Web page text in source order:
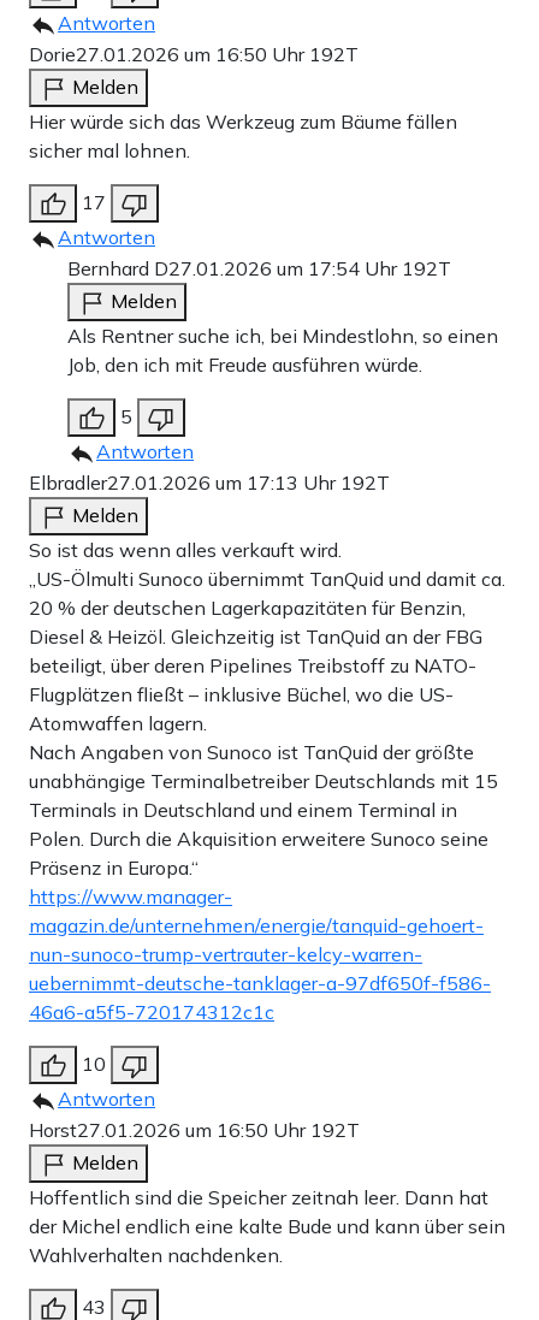
Antworten
Dorie27.01.2026 um 16:50 Uhr 192T
Melden
Hier würde sich das Werkzeug zum Bäume fällen
sicher mal lohnen.
17
Antworten
Bernhard D27.01.2026 um 17:54 Uhr 192T
Melden
Als Rentner suche ich, bei Mindestlohn, so einen
Job, den ich mit Freude ausführen würde.
5
Antworten
Elbradler27.01.2026 um 17:13 Uhr 192T
Melden
So ist das wenn alles verkauft wird.
„US-Ölmulti Sunoco übernimmt TanQuid und damit ca.
20 % der deutschen Lagerkapazitäten für Benzin,
Diesel & Heizöl. Gleichzeitig ist TanQuid an der FBG
beteiligt, über deren Pipelines Treibstoff zu NATO-
Flugplätzen fließt – inklusive Büchel, wo die US-
Atomwaffen lagern.
Nach Angaben von Sunoco ist TanQuid der größte
unabhängige Terminalbetreiber Deutschlands mit 15
Terminals in Deutschland und einem Terminal in
Polen. Durch die Akquisition erweitere Sunoco seine
Präsenz in Europa.“
https://www.manager-
magazin.de/unternehmen/energie/tanquid-gehoert-
nun-sunoco-trump-vertrauter-kelcy-warren-
uebernimmt-deutsche-tanklager-a-97df650f-f586-
46a6-a5f5-720174312c1c
10
Antworten
Horst27.01.2026 um 16:50 Uhr 192T
Melden
Hoffentlich sind die Speicher zeitnah leer. Dann hat
der Michel endlich eine kalte Bude und kann über sein
Wahlverhalten nachdenken.
43